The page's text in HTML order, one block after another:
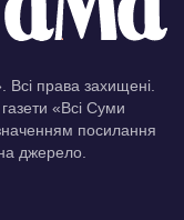
права захищені.
«Всі Суми
посилання
джерело.